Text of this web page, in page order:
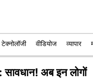
टेक्नोलॉजी वीडियोज व्यापार
अब इन लोगों